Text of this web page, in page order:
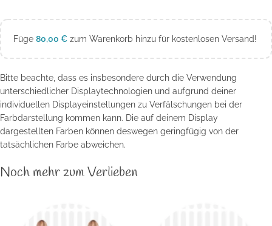
Füge 80,00 € zum Warenkorb hinzu für kostenlosen Versand!
Bitte beachte, dass es insbesondere durch die Verwendung
unterschiedlicher Displaytechnologien und aufgrund deiner
individuellen Displayeinstellungen zu Verfälschungen bei der
Farbdarstellung kommen kann. Die auf deinem Display
dargestellten Farben können deswegen geringfügig von der
tatsächlichen Farbe abweichen.
Noch mehr zum Verlieben